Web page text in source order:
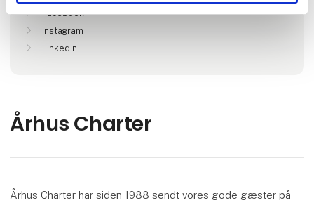
Facebook
Instagram
LinkedIn
Århus Charter
Århus Charter har siden 1988 sendt vores gode gæster på